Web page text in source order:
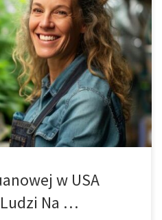
lub rekreacyjnych
pieniądze podatników i
gospodarkę napędza legalna
surowce. W końcu przemysł
z podatków nie tylko ze
można uznać także wiele
w USA
Ludzi Na …